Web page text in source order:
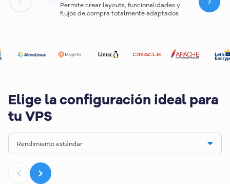
Permite crear layouts, funcionalidades y
flujos de compra totalmente adaptados
Next
Elige la configuración ideal para
tu VPS
Rendimiento estándar